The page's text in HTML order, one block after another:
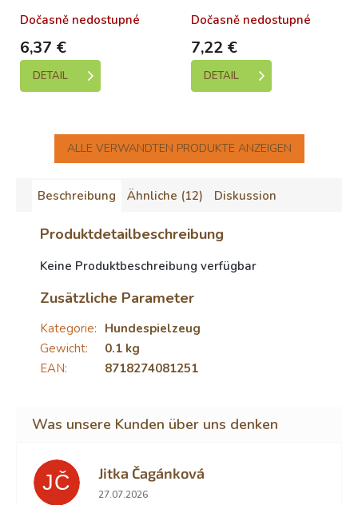
17cm
Dočasně nedostupné
6,37 €
DETAIL
Dočasně nedostupné
7,22 €
DETAIL
ALLE VERWANDTEN PRODUKTE ANZEIGEN
Beschreibung Ähnliche (12) Diskussion
Produktdetailbeschreibung
Keine Produktbeschreibung verfügbar
Zusätzliche Parameter
Kategorie: Hundespielzeug
Gewicht:
0.1 kg
EAN: 8718274081251
JČ Jitka Čagánková
Die Shop-Bewertung beträgt 5 von 5 Sternen.
27.07.2026